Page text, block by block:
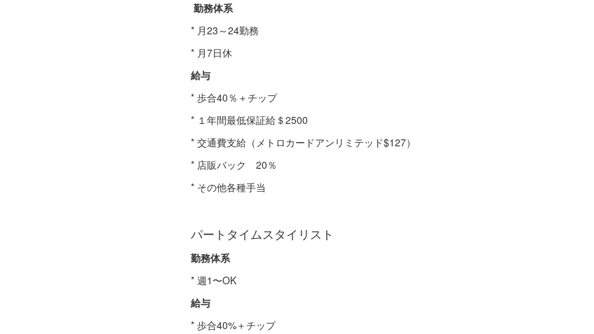
勤務体系
* 月23～24勤務
* 月7日休
給与
* 歩合40％＋チップ
* １年間最低保証給＄2500
* 交通費支給（メトロカードアンリミテッド$127）
* 店販バック 20％
* その他各種手当
パートタイムスタイリスト
勤務体系
* 週1〜OK
給与
* 歩合40%＋チップ